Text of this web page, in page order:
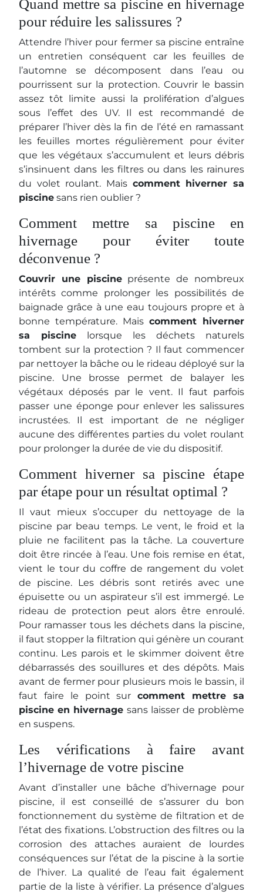
Quand mettre sa piscine en hivernage
pour réduire les salissures ?
Attendre l’hiver pour fermer sa piscine entraîne
un entretien conséquent car les feuilles de
l’automne se décomposent dans l’eau ou
pourrissent sur la protection. Couvrir le bassin
assez tôt limite aussi la prolifération d’algues
sous l’effet des UV. Il est recommandé de
préparer l’hiver dès la fin de l’été en ramassant
les feuilles mortes régulièrement pour éviter
que les végétaux s’accumulent et leurs débris
s’insinuent dans les filtres ou dans les rainures
du volet roulant. Mais comment hiverner sa
piscine sans rien oublier ?
Comment mettre sa piscine en
hivernage pour éviter toute
déconvenue ?
Couvrir une piscineprésente de nombreux
intérêts comme prolonger les possibilités de
baignade grâce à une eau toujours propre et à
bonne température. Mais comment hiverner
sa piscine lorsque les déchets naturels
tombent sur la protection ? Il faut commencer
par nettoyer la bâche ou le rideau déployé sur la
piscine. Une brosse permet de balayer les
végétaux déposés par le vent. Il faut parfois
passer une éponge pour enlever les salissures
incrustées. Il est important de ne négliger
aucune des différentes parties du volet roulant
pour prolonger la durée de vie du dispositif.
Comment hiverner sa piscine étape
par étape pour un résultat optimal ?
Il vaut mieux s’occuper du nettoyage de la
piscine par beau temps. Le vent, le froid et la
pluie ne facilitent pas la tâche. La couverture
doit être rincée à l’eau. Une fois remise en état,
vient le tour du coffre de rangement du volet
de piscine. Les débris sont retirés avec une
épuisette ou un aspirateur s’il est immergé. Le
rideau de protection peut alors être enroulé.
Pour ramasser tous les déchets dans la piscine,
il faut stopper la filtration qui génère un courant
continu. Les parois et le skimmer doivent être
débarrassés des souillures et des dépôts. Mais
avant de fermer pour plusieurs mois le bassin, il
faut faire le point surcomment mettre sa
piscine en hivernage sans laisser de problème
en suspens.
Les vérifications à faire avant
l’hivernage de votre piscine
Avant d’installer une bâche d’hivernage pour
piscine, il est conseillé de s’assurer du bon
fonctionnement du système de filtration et de
l’état des fixations. L’obstruction des filtres ou la
corrosion des attaches auraient de lourdes
conséquences sur l’état de la piscine à la sortie
de l’hiver. La qualité de l’eau fait également
partie de la liste à vérifier. La présence d’algues